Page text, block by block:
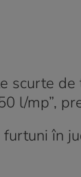
scurte
l/mp”,
în